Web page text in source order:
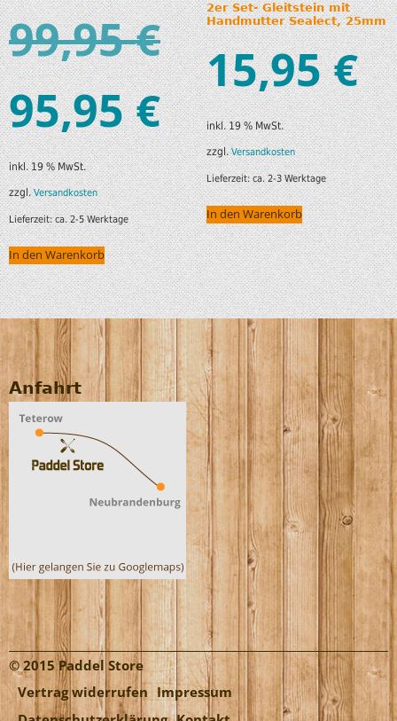
99,95€
95,95€
inkl. 19 % MwSt.
zzgl.Versandkosten
Lieferzeit:ca. 2-5 Werktage
In den Warenkorb
2er Set- Gleitstein mit
Handmutter Sealect, 25mm
15,95€
inkl. 19 % MwSt.
zzgl.Versandkosten
Lieferzeit:ca. 2-3 Werktage
In den Warenkorb
Anfahrt
© 2015 Paddel Store
Vertrag widerrufen Impressum